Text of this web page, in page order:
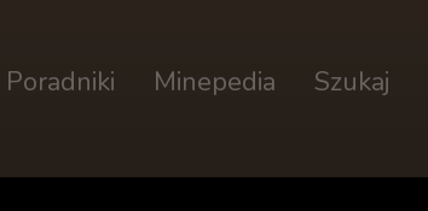
Poradniki Minepedia Szukaj